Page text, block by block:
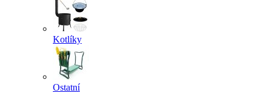
Kotlíky
Ostatní